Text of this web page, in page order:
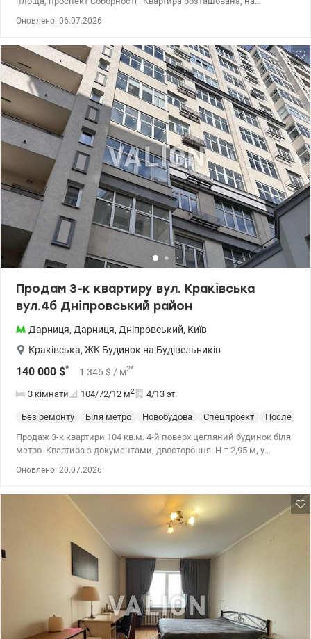
квартири є прибудова 18м2 . Двокімнатна квартира в цегляній
хрущівіці, з розкішною прибудовою на 18 м2, - на всі три вікна, та
з глибоким підвалом. Квартира дуже тепла та затишна,
металопластикові вікна, . Чистий під'їзд. . Лічильник на холодну
та горячу воду та електрику.і Варіант також буде цікавий під
комерцію, з можливістю зробити другий вхід. У пішій
доступності знаходяться об’єкти соціальної інфраструктури
гімназія, дитячий садок, зупинка з якої можна доїхати у всі
точки міста (магазини, відділення банку, аптеки,торговий
центрДарниця,супермаркети,укрпошта,нова пошта і інші). 044
200 10 80 Valion.ua/1144507
Оновлено: 06.07.2026
Продам 3-к квартиру вул. Краківська
вул.4б Дніпровський район
Дарниця, Дарниця, Дніпровський, Київ
Краківська, ЖК Будинок на Будівельників
140 000 $* 1 346 $ / м2*
3 кімнати 104/72/12 м2 4/13 эт.
Без ремонту Біля метро Новобудова Спецпроект
После
Продаж 3-к квартири 104 кв.м. 4-й поверх цегляний будинок біля
метро. Квартира з документами, двостороння. Н = 2,95 м, у
нержавіючої сталі. Стіни всі цегляні, звукоізоляція від сусідів.
Поруч з будинком Пузата Хата та Новус, Нова Фора, ринок. Поруч
метро Дарниця, 5 хвилин пішки дідсади, школи, магазини. 044
200 10 80 Valion.ua/1137065
Оновлено: 20.07.2026